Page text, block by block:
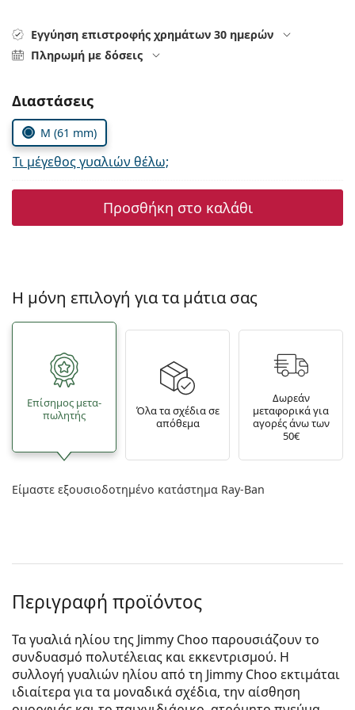
Prada
Εγγύηση επιστροφής χρημάτων 30 ημερών
Πληρωμή με δόσεις
Συμπληρώστε τις παράμετρους
Διαστάσεις
M (61 mm)
Τι μέγεθος γυαλιών θέλω;
Προσθήκη στο καλάθι
Η μόνη επιλογή για τα μάτια σας
Επίσημος μετα­
πωλητής
Όλα τα σχέδια σε
απόθεμα
Δωρεάν
μεταφορικά για
αγορές άνω των
50€
Είμαστε εξουσιοδοτημένο κατάστημα Ray-Ban
Περιγραφή προϊόντος
Τα γυαλιά ηλίου της Jimmy Choo παρουσιάζουν το
συνδυασμό πολυτέλειας και εκκεντρισμού. Η
συλλογή γυαλιών ηλίου από τη Jimmy Choo εκτιμάται
ιδιαίτερα για τα μοναδικά σχέδια, την αίσθηση